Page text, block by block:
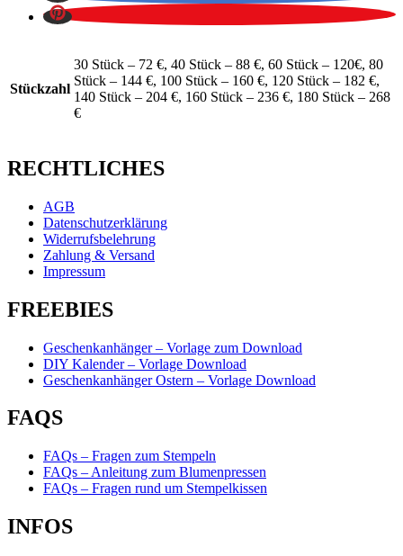
Stückzahl
30 Stück – 72 €, 40 Stück – 88 €, 60 Stück – 120€, 80
Stück – 144 €, 100 Stück – 160 €, 120 Stück – 182 €,
140 Stück – 204 €, 160 Stück – 236 €, 180 Stück – 268
€
RECHTLICHES
AGB
Datenschutzerklärung
Widerrufsbelehrung
Zahlung & Versand
Impressum
FREEBIES
Geschenkanhänger – Vorlage zum Download
DIY Kalender – Vorlage Download
Geschenkanhänger Ostern – Vorlage Download
FAQS
FAQs – Fragen zum Stempeln
FAQs – Anleitung zum Blumenpressen
FAQs – Fragen rund um Stempelkissen
INFOS